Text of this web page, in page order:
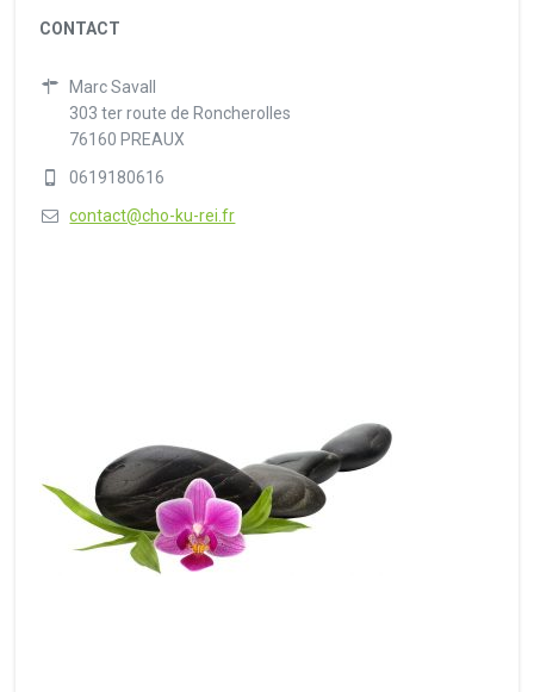
CONTACT
Marc Savall
303 ter route de Roncherolles
76160 PREAUX
0619180616
contact@cho-ku-rei.fr